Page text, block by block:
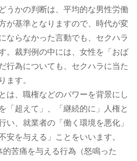
うかの判断は、平均的な男性労働
が基準となりますので、時代が変
ならなかった言動でも、セクハラ
。裁判例の中には、女性を「おば
行為についても、セクハラに当た
ます。
は、職権などのパワーを背景にし
「超えて」、「継続的に」人権と
い、就業者の「働く環境を悪化」
安を与える」ことをいいます。
苦痛を与える行為（怒鳴った